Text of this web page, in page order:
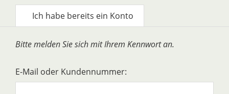
Ich habe bereits ein Konto
Bitte melden Sie sich mit Ihrem Kennwort an.
E-Mail oder Kundennummer: